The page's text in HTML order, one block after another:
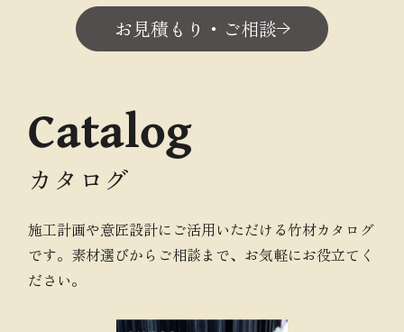
お見積もり・ご相談
Catalog
カタログ
施工計画や意匠設計にご活用いただける竹材カタログ
です。素材選びからご相談まで、お気軽にお役立てく
ださい。